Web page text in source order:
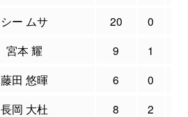
シー ムサ 20 0
宮本 耀 9 1
藤田 悠暉 6 0
長岡 大杜 8 2